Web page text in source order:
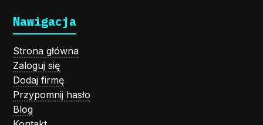
Nawigacja
Strona główna
Zaloguj się
Dodaj firmę
Przypomnij hasło
Blog